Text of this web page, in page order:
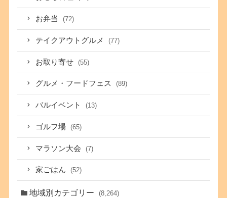
お弁当 (72)
テイクアウトグルメ (77)
お取り寄せ (55)
グルメ・フードフェス (89)
バルイベント (13)
ゴルフ場 (65)
マラソン大会 (7)
家ごはん (52)
地域別カテゴリー (8,264)